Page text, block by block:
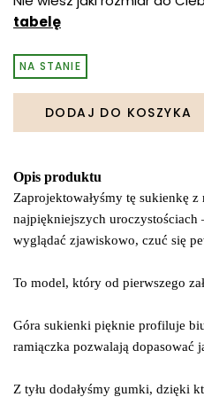
tabelę
NA STANIE
DODAJ DO KOSZYKA
Opis produktu
Zaprojektowałyśmy tę sukienkę
najpiękniejszych
wyglądać zjawiskowo, czuć się
To model, który od pierwszego
Góra sukienki pięknie profiluje
ramiączka pozwalają dopasować
Z tyłu dodałyśmy gumki, dzięki